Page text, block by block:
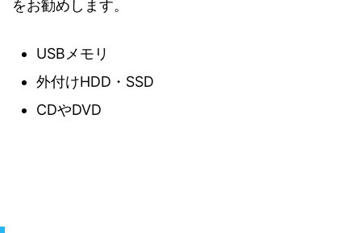
をお勧めします。
USBメモリ
外付けHDD・SSD
CDやDVD